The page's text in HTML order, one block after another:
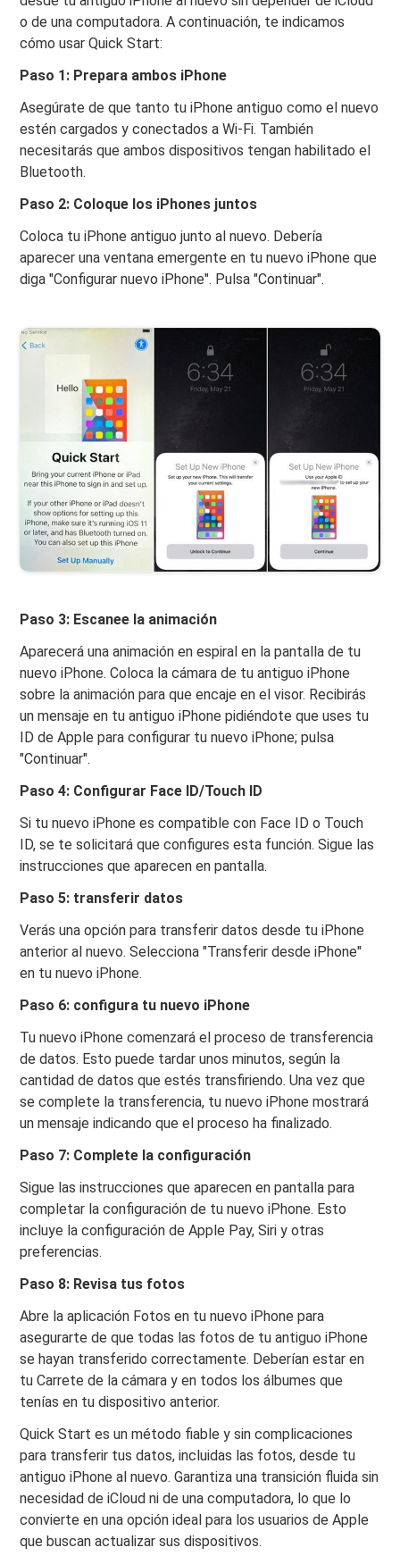
o de una computadora. A continuación, te indicamos
cómo usar Quick Start:
Paso 1: Prepara ambos iPhone
Asegúrate de que tanto tu iPhone antiguo como el nuevo
estén cargados y conectados a Wi-Fi. También
necesitarás que ambos dispositivos tengan habilitado el
Bluetooth.
Paso 2: Coloque los iPhones juntos
Coloca tu iPhone antiguo junto al nuevo. Debería
aparecer una ventana emergente en tu nuevo iPhone que
diga "Configurar nuevo iPhone". Pulsa "Continuar".
Paso 3: Escanee la animación
Aparecerá una animación en espiral en la pantalla de tu
nuevo iPhone. Coloca la cámara de tu antiguo iPhone
sobre la animación para que encaje en el visor. Recibirás
un mensaje en tu antiguo iPhone pidiéndote que uses tu
ID de Apple para configurar tu nuevo iPhone; pulsa
"Continuar".
Paso 4: Configurar Face ID/Touch ID
Si tu nuevo iPhone es compatible con Face ID o Touch
ID, se te solicitará que configures esta función. Sigue las
instrucciones que aparecen en pantalla.
Paso 5: transferir datos
Verás una opción para transferir datos desde tu iPhone
anterior al nuevo. Selecciona "Transferir desde iPhone"
en tu nuevo iPhone.
Paso 6: configura tu nuevo iPhone
Tu nuevo iPhone comenzará el proceso de transferencia
de datos. Esto puede tardar unos minutos, según la
cantidad de datos que estés transfiriendo. Una vez que
se complete la transferencia, tu nuevo iPhone mostrará
un mensaje indicando que el proceso ha finalizado.
Paso 7: Complete la configuración
Sigue las instrucciones que aparecen en pantalla para
completar la configuración de tu nuevo iPhone. Esto
incluye la configuración de Apple Pay, Siri y otras
preferencias.
Paso 8: Revisa tus fotos
Abre la aplicación Fotos en tu nuevo iPhone para
asegurarte de que todas las fotos de tu antiguo iPhone
se hayan transferido correctamente. Deberían estar en
tu Carrete de la cámara y en todos los álbumes que
tenías en tu dispositivo anterior.
Quick Start es un método fiable y sin complicaciones
para transferir tus datos, incluidas las fotos, desde tu
antiguo iPhone al nuevo. Garantiza una transición fluida sin
necesidad de iCloud ni de una computadora, lo que lo
convierte en una opción ideal para los usuarios de Apple
que buscan actualizar sus dispositivos.